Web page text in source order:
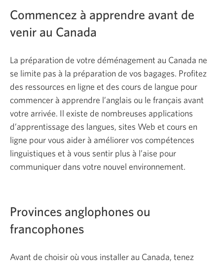
Commencez à apprendre avant de
venir au Canada
La préparation de votre déménagement au Canada ne
se limite pas à la préparation de vos bagages. Profitez
des ressources en ligne et des cours de langue pour
commencer à apprendre l’anglais ou le français avant
votre arrivée. Il existe de nombreuses applications
d’apprentissage des langues, sites Web et cours en
ligne pour vous aider à améliorer vos compétences
linguistiques et à vous sentir plus à l’aise pour
communiquer dans votre nouvel environnement.
Provinces anglophones ou
francophones
Avant de choisir où vous installer au Canada, tenez